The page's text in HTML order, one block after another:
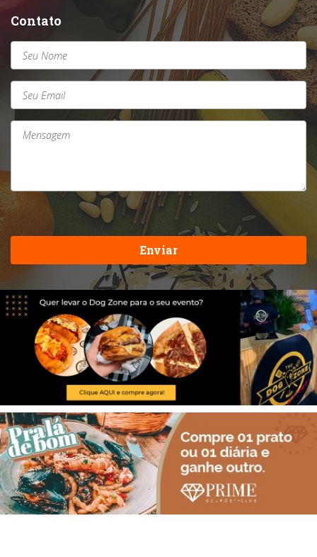
Contato
Enviar